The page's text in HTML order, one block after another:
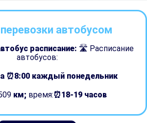
автобусом
расписание: 🛣 Расписание
автобусов:
⏰8:00 каждый понедельник
км; время:⏰18-19 часов